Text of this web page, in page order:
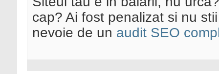
cap? Ai fost penalizat si nu
nevoie de un audit SEO